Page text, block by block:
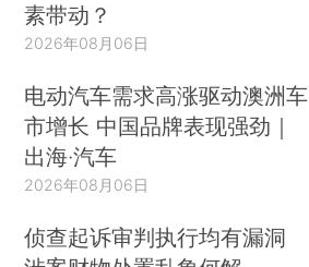
素带动？
2026年08月06日
电动汽车需求高涨驱动澳洲车
市增长 中国品牌表现强劲｜
出海·汽车
2026年08月06日
侦查起诉审判执行均有漏洞